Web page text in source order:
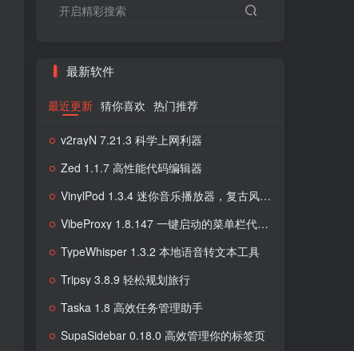
开启精彩搜索
最新软件
最近更新 猜你喜欢 热门推荐
v2rayN 7.21.3 科学上网利器
Zed 1.1.7 高性能代码编辑器
VinylPod 1.3.4 迷你音乐播放器，复古风格音乐体验
VibeProxy 1.8.147 一键启动的菜单栏代理工具
TypeWhisper 1.3.2 本地语音转文本工具
Tripsy 3.8.9 轻松规划旅行
Taska 1.8 高效任务管理助手
SupaSidebar 0.18.0 高效管理你的标签页